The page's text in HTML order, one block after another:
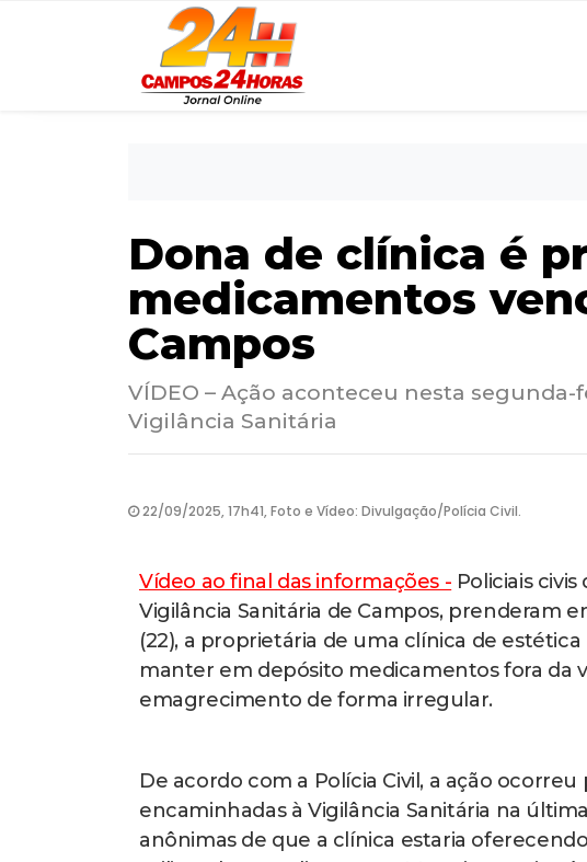
Dona de clínica é
medicamentos
Campos
VÍDEO – Ação aconteceu nesta
Vigilância Sanitária
22/09/2025, 17h41, Foto e Vídeo: Divulgação/Polícia Civil.
Vídeo ao final das informações - Policiais
Vigilância Sanitária de Campos, prenderam
(22), a proprietária de uma clínica de
manter em depósito medicamentos fora da
emagrecimento de forma irregular.
De acordo com a Polícia Civil, a ação
encaminhadas à Vigilância Sanitária na
anônimas de que a clínica estaria